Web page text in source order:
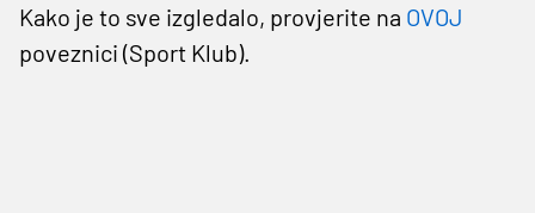
Kako je to sve izgledalo, provjerite na OVOJ
poveznici (Sport Klub).